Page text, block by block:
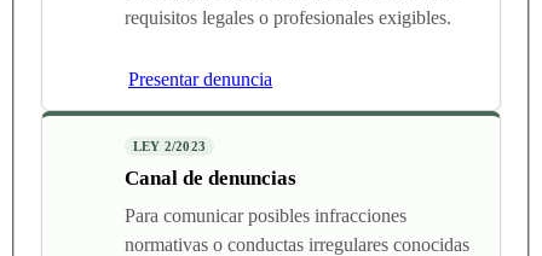
requisitos legales o profesionales exigibles.
Presentar denuncia
LEY 2/2023
Canal de denuncias
Para comunicar posibles infracciones
normativas o conductas irregulares conocidas